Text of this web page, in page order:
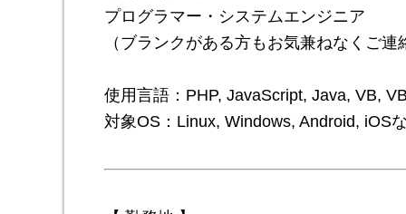
プログラマー・システムエンジニア
（ブランクがある方もお気兼ねなくご連
使用言語：PHP, JavaScript, Java, VB,
対象OS：Linux, Windows, Android, iOS